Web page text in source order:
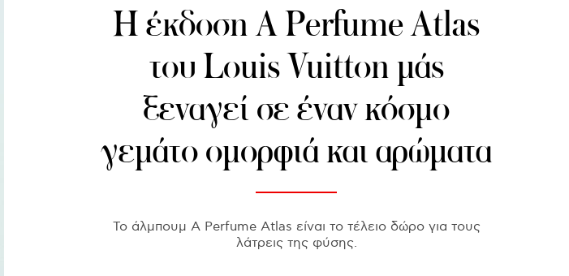
Η έκδοση A Perfume Atlas
του Louis Vuitton μάς
ξεναγεί σε έναν κόσμο
γεμάτο ομορφιά και αρώματα
Το άλμπουμ A Perfume Atlas είναι το τέλειο δώρο για τους
λάτρεις της φύσης.